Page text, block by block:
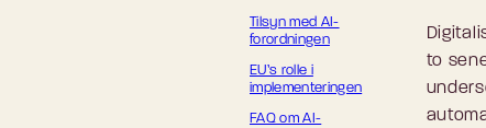
Tilsyn med AI-
forordningen
EU’s rolle i
implementeringen
FAQ om AI-
to